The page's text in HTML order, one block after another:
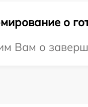
о
Вам о